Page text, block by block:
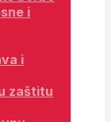
i
i
zaštitu